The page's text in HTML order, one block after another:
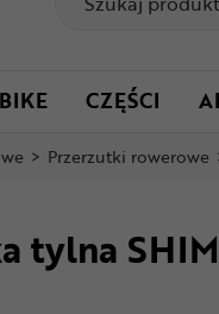
informacjeCZĘŚCI
> Przerzutki rowerowe
tylna